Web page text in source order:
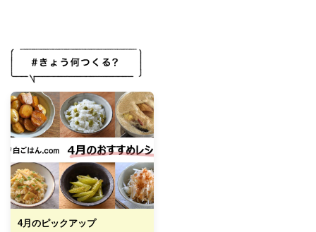
4月のピックアップ